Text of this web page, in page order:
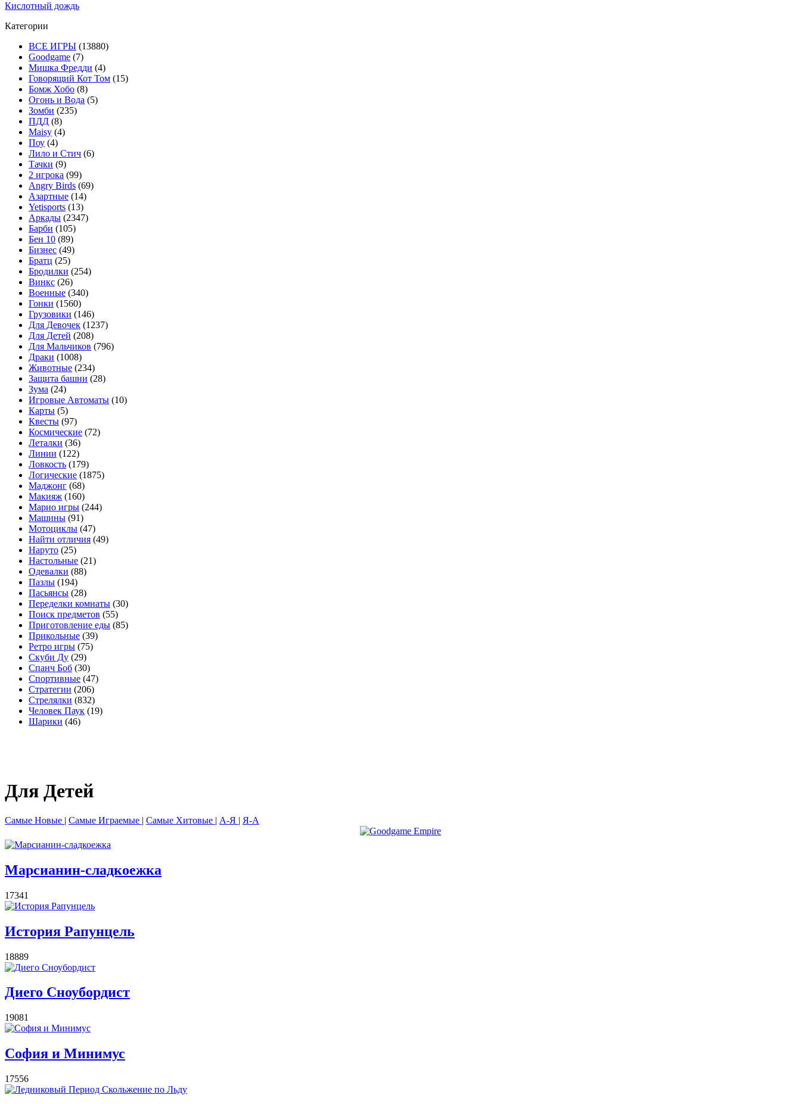
Кислотный дождь
Категории
ВСЕ ИГРЫ (13880)
Goodgame (7)
Мишка Фредди (4)
Говорящий Кот Том (15)
Бомж Хобо (8)
Огонь и Вода (5)
Зомби (235)
ПДД (8)
Maisy (4)
Поу (4)
Лило и Стич (6)
Тачки (9)
2 игрока (99)
Angry Birds (69)
Азартные (14)
Yetisports (13)
Аркады (2347)
Барби (105)
Бен 10 (89)
Бизнес (49)
Братц (25)
Бродилки (254)
Винкс (26)
Военные (340)
Гонки (1560)
Грузовики (146)
Для Девочек (1237)
Для Детей (208)
Для Мальчиков (796)
Драки (1008)
Животные (234)
Защита башни (28)
Зума (24)
Игровые Автоматы (10)
Карты (5)
Квесты (97)
Космические (72)
Леталки (36)
Линии (122)
Ловкость (179)
Логические (1875)
Маджонг (68)
Макияж (160)
Марио игры (244)
Машины (91)
Мотоциклы (47)
Найти отличия (49)
Наруто (25)
Настольные (21)
Одевалки (88)
Пазлы (194)
Пасьянсы (28)
Переделки комнаты (30)
Поиск предметов (55)
Приготовление еды (85)
Прикольные (39)
Ретро игры (75)
Скуби Ду (29)
Спанч Боб (30)
Спортивные (47)
Стратегии (206)
Стрелялки (832)
Человек Паук (19)
Шарики (46)
Для Детей
Самые Новые | Самые Играемые | Самые Хитовые | А-Я | Я-А
Марсианин-сладкоежка
17341
История Рапунцель
18889
Диего Сноубордист
19081
София и Минимус
17556